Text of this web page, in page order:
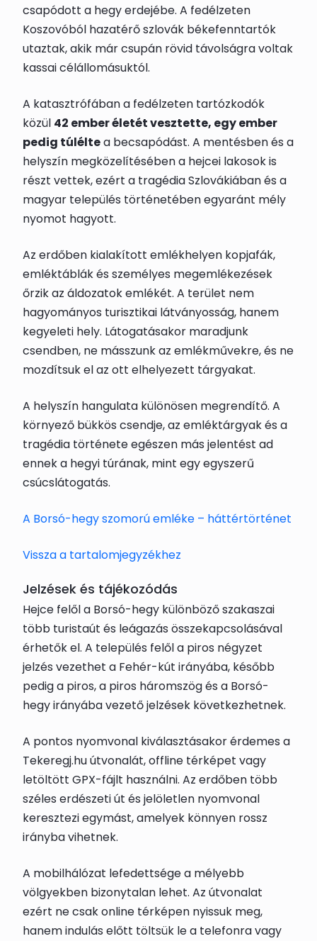
csapódott a hegy erdejébe. A fedélzeten
Koszovóból hazatérő szlovák békefenntartók
utaztak, akik már csupán rövid távolságra voltak
kassai célállomásuktól.
A katasztrófában a fedélzeten tartózkodók
közül 42 ember életét vesztette, egy ember
pedig túléltea becsapódást. A mentésben és a
helyszín megközelítésében a hejcei lakosok is
részt vettek, ezért a tragédia Szlovákiában és a
magyar település történetében egyaránt mély
nyomot hagyott.
Az erdőben kialakított emlékhelyen kopjafák,
emléktáblák és személyes megemlékezések
őrzik az áldozatok emlékét. A terület nem
hagyományos turisztikai látványosság, hanem
kegyeleti hely. Látogatásakor maradjunk
csendben, ne másszunk az emlékművekre, és ne
mozdítsuk el az ott elhelyezett tárgyakat.
A helyszín hangulata különösen megrendítő. A
környező bükkös csendje, az emléktárgyak és a
tragédia története egészen más jelentést ad
ennek a hegyi túrának, mint egy egyszerű
csúcslátogatás.
A Borsó-hegy szomorú emléke – háttértörténet
Vissza a tartalomjegyzékhez
Jelzések és tájékozódás
Hejce felől a Borsó-hegy különböző szakaszai
több turistaút és leágazás összekapcsolásával
érhetők el. A település felől a piros négyzet
jelzés vezethet a Fehér-kút irányába, később
pedig a piros, a piros háromszög és a Borsó-
hegy irányába vezető jelzések következhetnek.
A pontos nyomvonal kiválasztásakor érdemes a
Tekeregj.hu útvonalát, offline térképet vagy
letöltött GPX-fájlt használni. Az erdőben több
széles erdészeti út és jelöletlen nyomvonal
keresztezi egymást, amelyek könnyen rossz
irányba vihetnek.
A mobilhálózat lefedettsége a mélyebb
völgyekben bizonytalan lehet. Az útvonalat
ezért ne csak online térképen nyissuk meg,
hanem indulás előtt töltsük le a telefonra vagy